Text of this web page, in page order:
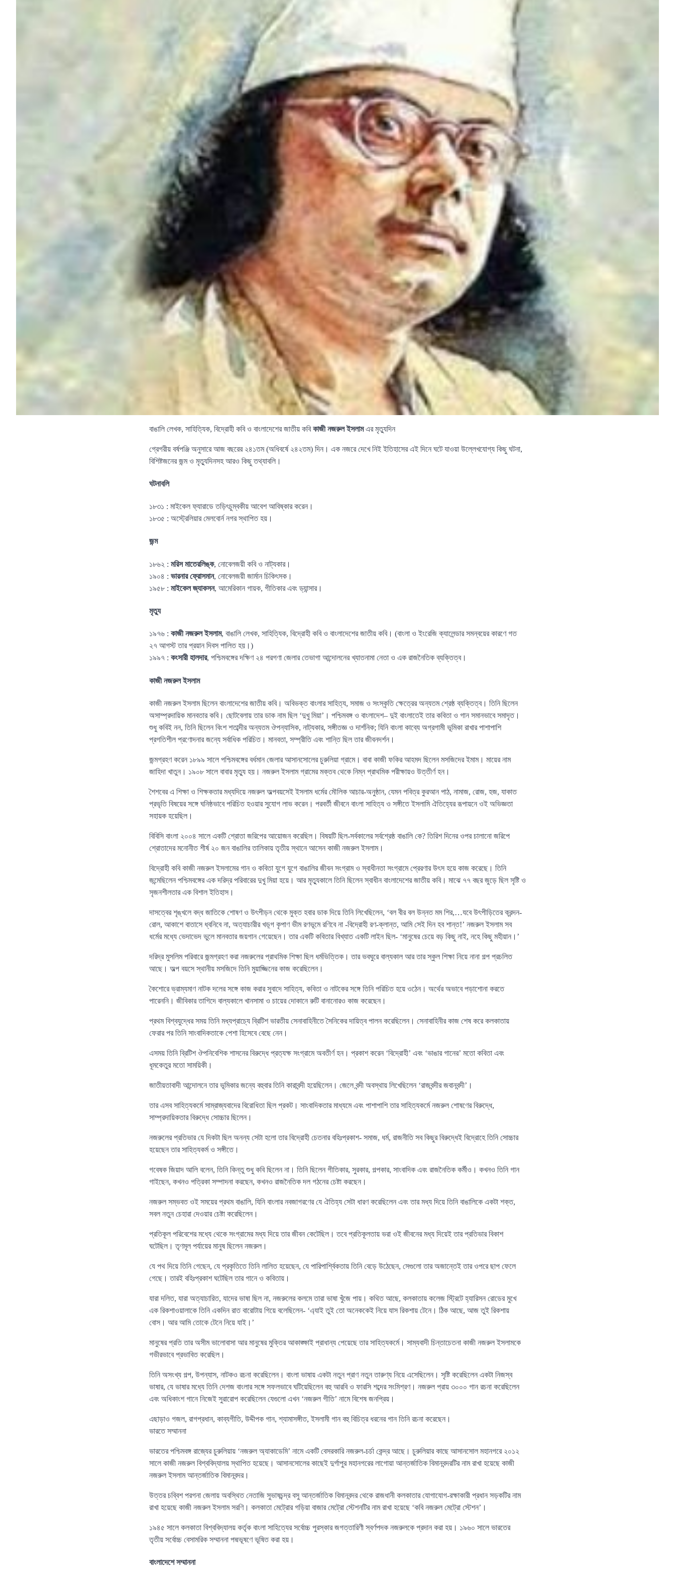
বাঙালি লেখক, সাহিত্যিক, বিদ্রোহী কবি ও বাংলাদেশের জাতীয় কবিকাজী নজরুল ইসলামএর মৃত্যুদিন
গ্রেগরীয় বর্ষপঞ্জি অনুসারে আজ বছরের ২৪১তম (অধিবর্ষে ২৪২তম) দিন। এক নজরে দেখে নিই ইতিহাসের এই দিনে ঘটে যাওয়া উল্লেখযোগ্য কিছু ঘটনা,
বিশিষ্টজনের জন্ম ও মৃত্যুদিনসহ আরও কিছু তথ্যাবলি।
ঘটনাবলি
১৮৩১ : মাইকেল ফ্যারাডে তড়িৎচুম্বকীয় আবেশ আবিষ্কার করেন।
১৮৩৫ : অস্ট্রেলিয়ার মেলবোর্ন নগর স্থাপিত হয়।
জন্ম
১৮৬২ : মরিস মাতেরলিঙ্ক, নোবেলজয়ী কবি ও নাট্যকার।
১৯০৪ : ভারনার ফ্রোসমান, নোবেলজয়ী জার্মান চিকিৎসক।
১৯৫৮ : মাইকেল জ্যাকসন, আমেরিকান গায়ক, গীতিকার এবং ড্যান্সার।
মৃত্যু
১৯৭৬ : কাজী নজরুল ইসলাম, বাঙালি লেখক, সাহিত্যিক, বিদ্রোহী কবি ও বাংলাদেশের জাতীয় কবি। (বাংলা ও ইংরেজি ক্যালেন্ডার সমন্বয়ের কারণে গত
২৭ আগস্ট তার প্রয়ান দিবস পালিত হয়।)
১৯৯৭ : কংসারী হালদার, পশ্চিমবঙ্গের দক্ষিণ ২৪ পরগণা জেলার তেভাগা আন্দোলনের খ্যাতনামা নেতা ও এক রাজনৈতিক ব্যক্তিত্ব।
কাজী নজরুল ইসলাম
কাজী নজরুল ইসলাম ছিলেন বাংলাদেশের জাতীয় কবি। অবিভক্ত বাংলার সাহিত্য, সমাজ ও সংস্কৃতি ক্ষেত্রের অন্যতম শ্রেষ্ঠ ব্যক্তিত্ব। তিনি ছিলেন
অসাম্প্রদায়িক মানবতার কবি। ছোটবেলায় তার ডাক নাম ছিল ‘দুখু মিয়া’। পশ্চিমবঙ্গ ও বাংলাদেশ– দুই বাংলাতেই তার কবিতা ও গান সমানভাবে সমাদৃত।
শুধু কবিই নন, তিনি ছিলেন বিংশ শতাব্দীর অন্যতম ঔপন্যাসিক, নাট্যকার, সঙ্গীতজ্ঞ ও দার্শনিক; যিনি বাংলা কাব্যে অগ্রগামী ভূমিকা রাখার পাশাপাশি
প্রগতিশীল প্রণোদনার জন্যে সর্বাধিক পরিচিত। মানবতা, সম্প্রীতি এবং শান্তি ছিল তার জীবনদর্শন।
জন্মগ্রহণ করেন ১৮৯৯ সালে পশ্চিমবঙ্গের বর্ধমান জেলার আসানসোলের চুরুলিয়া গ্রামে। বাবা কাজী ফকির আহমদ ছিলেন মসজিদের ইমাম। মায়ের নাম
জাহিদা খাতুন। ১৯০৮ সালে বাবার মৃত্যু হয়। নজরুল ইসলাম গ্রামের মক্তব থেকে নিম্ন প্রাথমিক পরীক্ষায়ও উত্তীর্ণ হন।
শৈশবের এ শিক্ষা ও শিক্ষকতার মধ্যদিয়ে নজরুল অল্পবয়সেই ইসলাম ধর্মের মৌলিক আচার-অনুষ্ঠান, যেমন পবিত্র কুরআন পাঠ, নামাজ, রোজ, হজ, যাকাত
প্রভৃতি বিষয়ের সঙ্গে ঘনিষ্ঠভাবে পরিচিত হওয়ার সুযোগ লাভ করেন। পরবর্তী জীবনে বাংলা সাহিত্য ও সঙ্গীতে ইসলামি ঐতিহ্যের রূপায়নে ওই অভিজ্ঞতা
সহায়ক হয়েছিল।
বিবিসি বাংলা ২০০৪ সালে একটি শ্রোতা জরিপের আয়োজন করেছিল। বিষয়টি ছিল-সর্বকালের সর্বশ্রেষ্ঠ বাঙালি কে? তিরিশ দিনের ওপর চালানো জরিপে
শ্রোতাদের মনোনীত শীর্ষ ২০ জন বাঙালির তালিকায় তৃতীয় স্থানে আসেন কাজী নজরুল ইসলাম।
বিদ্রোহী কবি কাজী নজরুল ইসলামের গান ও কবিতা যুগে যুগে বাঙালির জীবন সংগ্রাম ও স্বাধীনতা সংগ্রামে প্রেরণার উৎস হয়ে কাজ করেছে। তিনি
জন্মেছিলেন পশ্চিমবঙ্গের এক দরিদ্র পরিবারের দুখু মিয়া হয়ে। আর মৃত্যুকালে তিনি ছিলেন স্বাধীন বাংলাদেশের জাতীয় কবি। মাঝে ৭৭ বছর জুড়ে ছিল সৃষ্টি ও
সৃজনশীলতার এক বিশাল ইতিহাস।
দাসত্বের শৃঙ্খলে বদ্ধ জাতিকে শোষণ ও উৎপীড়ন থেকে মুক্ত হবার ডাক দিয়ে তিনি লিখেছিলেন, ‘বল বীর বল উন্নত মম শির,…যবে উৎপীড়িতের ক্রন্দন-
রোল, আকাশে বাতাসে ধ্বনিবে না, অত্যাচারীর খড়্গ কৃপাণ ভীম রণভূমে রণিবে না -বিদ্রোহী রণ-ক্লান্ত, আমি সেই দিন হব শান্ত!’ নজরুল ইসলাম সব
ধর্মের মধ্যে ভেদাভেদ ভুলে মানবতার জয়গান গেয়েছেন। তার একটি কবিতার বিখ্যাত একটি লাইন ছিল- ‘মানুষের চেয়ে বড় কিছু নাই, নহে কিছু মহীয়ান।’
দরিদ্র মুসলিম পরিবারে জন্মগ্রহণ করা নজরুলের প্রাথমিক শিক্ষা ছিল ধর্মভিত্তিক। তার ভবঘুরে বাল্যকাল আর তার স্কুল শিক্ষা নিয়ে নানা গল্প প্রচলিত
আছে। অল্প বয়সে স্থানীয় মসজিদে তিনি মুয়াজ্জিনের কাজ করেছিলেন।
কৈশোরে ভ্রাম্যমাণ নাটক দলের সঙ্গে কাজ করার সুবাদে সাহিত্য, কবিতা ও নাটকের সঙ্গে তিনি পরিচিত হয়ে ওঠেন। অর্থের অভাবে পড়াশোনা করতে
পারেননি। জীবিকার তাগিদে বাল্যকালে খানসামা ও চায়ের দোকানে রুটি বানানোরও কাজ করেছেন।
প্রথম বিশ্বযুদ্ধের সময় তিনি মধ্যপ্রাচ্যে ব্রিটিশ ভারতীয় সেনাবাহিনীতে সৈনিকের দায়িত্ব পালন করেছিলেন। সেনাবাহিনীর কাজ শেষ করে কলকাতায়
ফেরার পর তিনি সাংবাদিকতাকে পেশা হিসেবে বেছে নেন।
এসময় তিনি ব্রিটিশ ঔপনিবেশিক শাসনের বিরুদ্ধে প্রত্যক্ষ সংগ্রামে অবতীর্ণ হন। প্রকাশ করেন ‘বিদ্রোহী’ এবং ‘ভাঙার গানের’ মতো কবিতা এবং
ধূমকেতুর মতো সাময়িকী।
জাতীয়তাবাদী আন্দোলনে তার ভূমিকার জন্যে বহুবার তিনি কারাবন্দী হয়েছিলেন। জেলে বন্দী অবস্থায় লিখেছিলেন ‘রাজবন্দীর জবানবন্দী’।
তার এসব সাহিত্যকর্মে সাম্রাজ্যবাদের বিরোধিতা ছিল প্রকট। সাংবাদিকতার মাধ্যমে এবং পাশাপাশি তার সাহিত্যকর্মে নজরুল শোষণের বিরুদ্ধে,
সাম্প্রদায়িকতার বিরুদ্ধে সোচ্চার ছিলেন।
নজরুলের প্রতিভার যে দিকটা ছিল অনন্য সেটা হলো তার বিদ্রোহী চেতনার বহিঃপ্রকাশ- সমাজ, ধর্ম, রাজনীতি সব কিছুর বিরুদ্ধেই বিদ্রোহে তিনি সোচ্চার
হয়েছেন তার সাহিত্যকর্ম ও সঙ্গীতে।
গবেষক জিয়াদ আলি বলেন, তিনি কিন্তু শুধু কবি ছিলেন না। তিনি ছিলেন গীতিকার, সুরকার, গল্পকার, সাংবাদিক এবং রাজনৈতিক কর্মীও। কখনও তিনি গান
গাইছেন, কখনও পত্রিকা সম্পাদনা করছেন, কখনও রাজনৈতিক দল গঠনের চেষ্টা করছেন।
নজরুল সম্ভবত ওই সময়ের প্রথম বাঙালি, যিনি বাংলার নবজাগরণের যে ঐতিহ্য সেটা ধারণ করেছিলেন এবং তার মধ্য দিয়ে তিনি বাঙালিকে একটা শক্ত,
সবল নতুন চেহারা দেওয়ার চেষ্টা করেছিলেন।
প্রতিকূল পরিবেশের মধ্যে থেকে সংগ্রামের মধ্য দিয়ে তার জীবন কেটেছিল। তবে প্রতিকূলতায় ভরা ওই জীবনের মধ্য দিয়েই তার প্রতিভার বিকাশ
ঘটেছিল। তৃণমূল পর্যায়ের মানুষ ছিলেন নজরুল।
যে পথ দিয়ে তিনি গেছেন, যে প্রকৃতিতে তিনি লালিত হয়েছেন, যে পারিপার্শ্বিকতায় তিনি বেড়ে উঠেছেন, সেগুলো তার অজান্তেই তার ওপরে ছাপ ফেলে
গেছে। তারই বহিঃপ্রকাশ ঘটেছিল তার গানে ও কবিতায়।
যারা দলিত, যারা অত্যাচারিত, যাদের ভাষা ছিল না, নজরুলের কলমে তারা ভাষা খুঁজে পায়। কথিত আছে, কলকাতায় কলেজ স্ট্রিটে হ্যারিসন রোডের মুখে
এক রিকশাওয়ালাকে তিনি একদিন রাত বারোটায় গিয়ে বলেছিলেন- ‘এ্যাই তুই তো অনেককেই নিয়ে যাস রিকশায় টেনে। ঠিক আছে, আজ তুই রিকশায়
বোস। আর আমি তোকে টেনে নিয়ে যাই।’
মানুষের প্রতি তার অসীম ভালোবাসা আর মানুষের মুক্তির আকাঙ্ক্ষাই প্রাধান্য পেয়েছে তার সাহিত্যকর্মে। সাম্যবাদী চিন্তাচেতনা কাজী নজরুল ইসলামকে
গভীরভাবে প্রভাবিত করেছিল।
তিনি অসংখ্য গল্প, উপন্যাস, নাটকও রচনা করেছিলেন। বাংলা ভাষায় একটা নতুন প্রাণ নতুন তারুণ্য নিয়ে এসেছিলেন। সৃষ্টি করেছিলেন একটা নিজস্ব
ভাষার, যে ভাষার মধ্যে তিনি দেশজ বাংলার সঙ্গে সফলভাবে ঘটিয়েছিলেন বহু আরবি ও ফারসি শব্দের সংমিশ্রণ। নজরুল প্রায় ৩০০০ গান রচনা করেছিলেন
এবং অধিকাংশ গানে নিজেই সুরারোপ করেছিলেন যেগুলো এখন ‘নজরুল গীতি’ নামে বিশেষ জনপ্রিয়।
এছাড়াও গজল, রাগপ্রধান, কাব্যগীতি, উদ্দীপক গান, শ্যামাসঙ্গীত, ইসলামী গান বহু বিচিত্র ধরনের গান তিনি রচনা করেছেন।
ভারতে সম্মাননা
ভারতের পশ্চিমবঙ্গ রাজ্যের চুরুলিয়ায় ‘নজরুল অ্যাকাডেমি’ নামে একটি বেসরকারি নজরুল-চর্চা কেন্দ্র আছে। চুরুলিয়ার কাছে আসানসোল মহানগরে ২০১২
সালে কাজী নজরুল বিশ্ববিদ্যালয় স্থাপিত হয়েছে। আসানসোলের কাছেই দুর্গাপুর মহানগরের লাগোয়া আন্তর্জাতিক বিমানবন্দরটির নাম রাখা হয়েছে কাজী
নজরুল ইসলাম আন্তর্জাতিক বিমানবন্দর।
উত্তর চব্বিশ পরগনা জেলায় অবস্থিত নেতাজি সুভাষচন্দ্র বসু আন্তর্জাতিক বিমানবন্দর থেকে রাজধানী কলকাতার যোগাযোগ-রক্ষাকারী প্রধান সড়কটির নাম
রাখা হয়েছে কাজী নজরুল ইসলাম সরণি। কলকাতা মেট্রোর গড়িয়া বাজার মেট্রো স্টেশনটির নাম রাখা হয়েছে ‘কবি নজরুল মেট্রো স্টেশন’।
১৯৪৫ সালে কলকাতা বিশ্ববিদ্যালয় কর্তৃক বাংলা সাহিত্যের সর্বোচ্চ পুরস্কার জগত্তারিণী স্বর্ণপদক নজরুলকে প্রদান করা হয়। ১৯৬০ সালে ভারতের
তৃতীয় সর্বোচ্চ বেসামরিক সম্মাননা পদ্মভূষণে ভূষিত করা হয়।
বাংলাদেশে সম্মাননা